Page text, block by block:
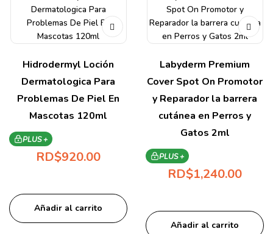
Hidrodermyl Loción
Dermatologica Para
Problemas De Piel En
Mascotas 120ml
PLUS +
RD$920.00
Añadir al carrito
Labyderm Premium
Cover Spot On Promotor
y Reparador la barrera
cutánea en Perros y
Gatos 2ml
PLUS +
RD$1,240.00
Añadir al carrito